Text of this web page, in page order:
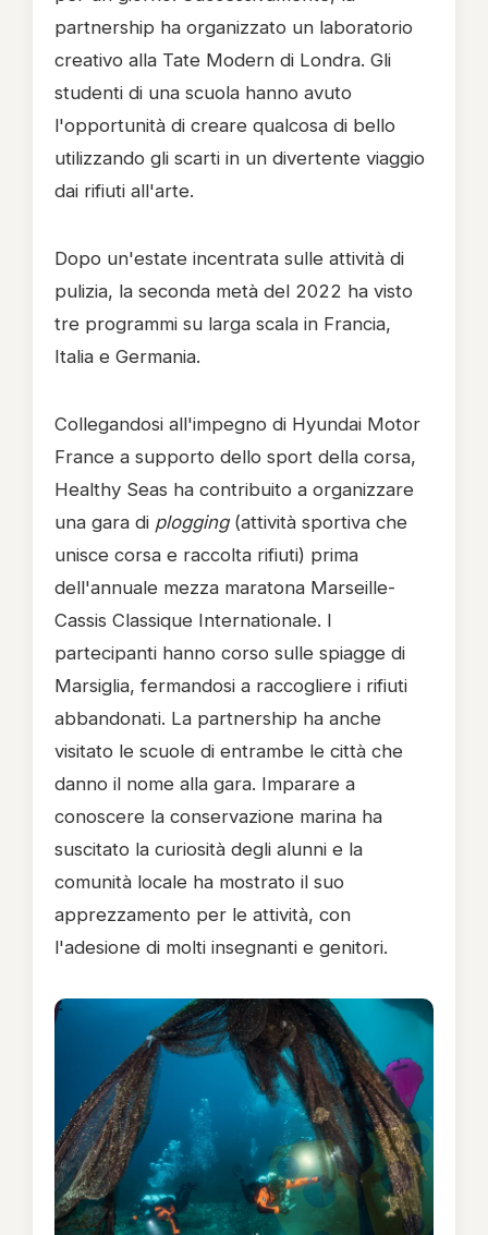
partnership ha organizzato un laboratorio
creativo alla Tate Modern di Londra. Gli
studenti di una scuola hanno avuto
l'opportunità di creare qualcosa di bello
utilizzando gli scarti in un divertente viaggio
dai rifiuti all'arte.
Dopo un'estate incentrata sulle attività di
pulizia, la seconda metà del 2022 ha visto
tre programmi su larga scala in Francia,
Italia e Germania.
Collegandosi all'impegno di Hyundai Motor
France a supporto dello sport della corsa,
Healthy Seas ha contribuito a organizzare
una gara di plogging(attività sportiva che
unisce corsa e raccolta rifiuti) prima
dell'annuale mezza maratona Marseille-
Cassis Classique Internationale. I
partecipanti hanno corso sulle spiagge di
Marsiglia, fermandosi a raccogliere i rifiuti
abbandonati. La partnership ha anche
visitato le scuole di entrambe le città che
danno il nome alla gara. Imparare a
conoscere la conservazione marina ha
suscitato la curiosità degli alunni e la
comunità locale ha mostrato il suo
apprezzamento per le attività, con
l'adesione di molti insegnanti e genitori.